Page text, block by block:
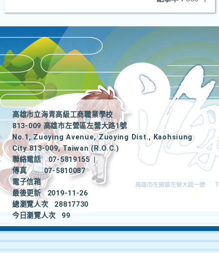
高雄市立海青高級工商職業學校
813-009 高雄市左營區左營大路1號
No.1, Zuoying Avenue, Zuoying Dist., Kaohsiung
City 813-009, Taiwan (R.O.C.)
聯絡電話
07-5819155
|
傳真
07-5810087
電子信箱
最後更新
2019-11-26
總瀏覽人次
28817730
今日瀏覽人次
99